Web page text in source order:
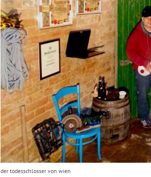
der todesschlosser von wien